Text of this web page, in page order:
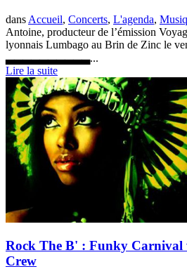
dans Accueil, Concerts, L'agenda,
Antoine, producteur de l’émission
lyonnais Lumbago au Brin de Zinc le
▃▃▃▃▃▃▃▃▃▃...
Lire la suite
Rock The B' : Funky Carnival
Crew